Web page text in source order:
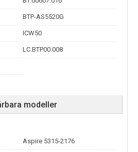
BTP-AS5520G
ICW50
LC.BTP00.008
modeller
Aspire 5315-2176